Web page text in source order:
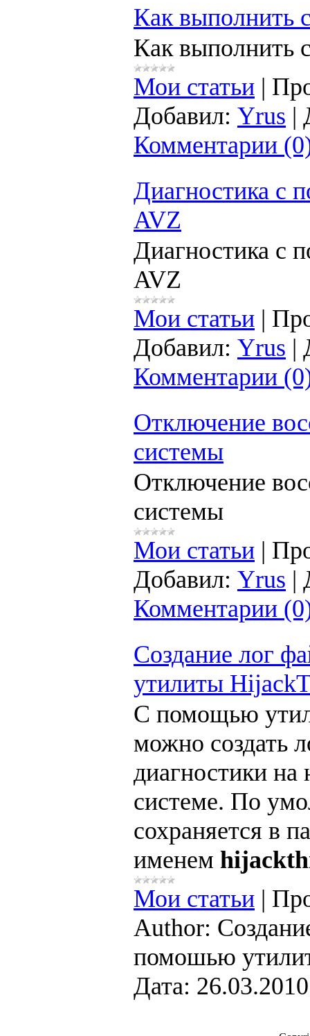
Как выполнить
Как выполнить
Мои статьи |
Добавил: Yrus |
Комментарии
Диагностика с
AVZ
Диагностика с
AVZ
Мои статьи |
Добавил: Yrus |
Комментарии
Отключение
системы
Отключение
системы
Мои статьи |
Добавил: Yrus |
Комментарии
Создание лог
утилиты
С помощью
можно создать
диагностики на
системе. По
сохраняется в
именем
Мои статьи |
Author:
помошью
Дата: 26.03.2010